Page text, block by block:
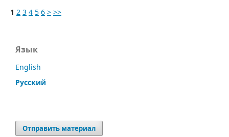
1 2 3 4 5 6 > >>
Язык
English
Русский
Отправить материал